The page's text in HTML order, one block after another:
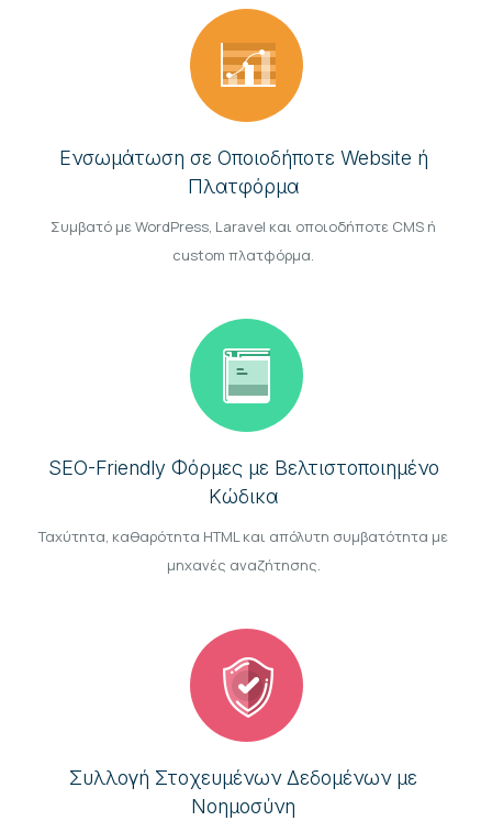
Ενσωμάτωση σε Οποιοδήποτε Website ή
Πλατφόρμα
Συμβατό με WordPress, Laravel και οποιοδήποτε CMS ή
custom πλατφόρμα.
SEO-Friendly Φόρμες με Βελτιστοποιημένο
Κώδικα
Ταχύτητα, καθαρότητα HTML και απόλυτη συμβατότητα με
μηχανές αναζήτησης.
Συλλογή Στοχευμένων Δεδομένων με
Νοημοσύνη